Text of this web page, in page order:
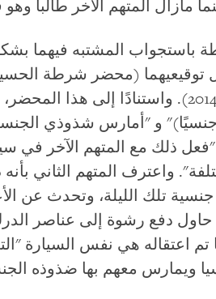
مازال المتهم الآخر طالبا
باستجواب المشتبه فيهما
كانون الأول 2014). واستنادًا إلى
و "أمارس شذوذي
"فعل ذلك مع المتهم الآخر في
واعترف المتهم الثاني
تلك الليلة، وتحدث عن
حاول دفع رشوة إلى عناصر
تم اعتقاله هي نفس السيارة
ويمارس معهم بها ضذوذه